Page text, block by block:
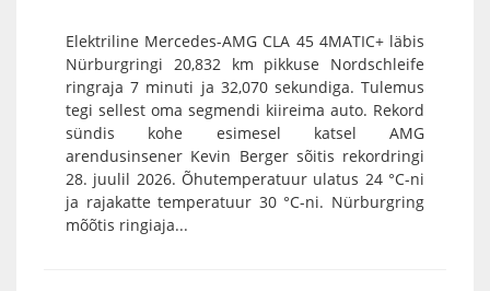
Elektriline Mercedes-AMG CLA 45 4MATIC+ läbis
Nürburgringi 20,832 km pikkuse Nordschleife
ringraja 7 minuti ja 32,070 sekundiga. Tulemus
tegi sellest oma segmendi kiireima auto. Rekord
sündis kohe esimesel katsel AMG
arendusinsener Kevin Berger sõitis rekordringi
28. juulil 2026. Õhutemperatuur ulatus 24 °C-ni
ja rajakatte temperatuur 30 °C-ni. Nürburgring
mõõtis ringiaja...